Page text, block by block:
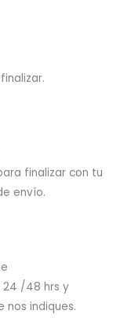
finalizar con tu
envío.
24 /48 hrs y
nos indiques.